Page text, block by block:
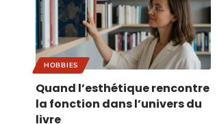
HOBBIES
Quand l’esthétique rencontre
la fonction dans l’univers du
livre